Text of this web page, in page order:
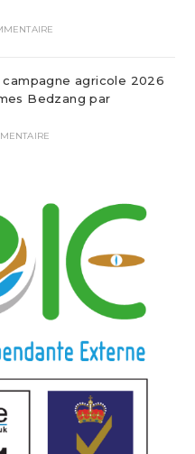
agricole 2026
Bedzang par